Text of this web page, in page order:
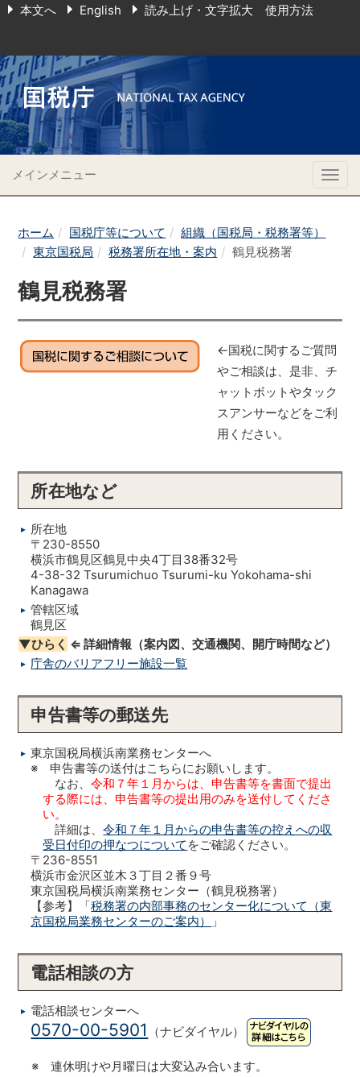
本文へ English 読み上げ・文字拡大 使用方法
メインメニュー
ホーム 国税庁等について
組織（国税局・税務署等）
東京国税局
税務署所在地・案内 鶴見税務署
鶴見税務署
←国税に関するご質問
やご相談は、是非、チ
ャットボットやタック
スアンサーなどをご利
用ください。
所在地など
所在地
〒230-8550
横浜市鶴見区鶴見中央4丁目38番32号
4-38-32 Tsurumichuo Tsurumi-ku Yokohama-shi
Kanagawa
管轄区域
鶴見区
▼ひらく ⇐ 詳細情報（案内図、交通機関、開庁時間など）
庁舎のバリアフリー施設一覧
申告書等の郵送先
東京国税局横浜南業務センターへ
※ 申告書等の送付はこちらにお願いします。
なお、令和７年１月からは、申告書等を書面で提出
する際には、申告書等の提出用のみを送付してくださ
い。
詳細は、令和７年１月からの申告書等の控えへの収
受日付印の押なつについて をご確認ください。
〒236-8551
横浜市金沢区並木３丁目２番９号
東京国税局横浜南業務センター（鶴見税務署）
【参考】「税務署の内部事務のセンター化について（東
京国税局業務センターのご案内）
」
電話相談の方
電話相談センターへ
0570-00-5901 （ナビダイヤル）
※ 連休明けや月曜日は大変込み合います。